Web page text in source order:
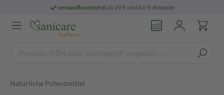
versandkostenfreiab 29 € und für E-Rezepte
Natürliche Potenzmittel